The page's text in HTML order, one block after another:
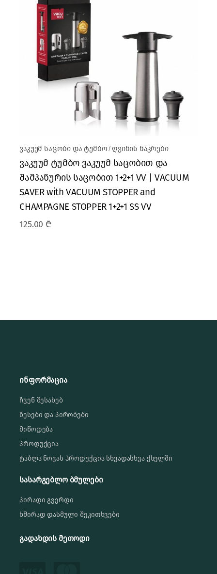
ვაკუუმ საცობი და ტუმბო ღვინის ნაკრები
ვაკუუმ ტუმბო ვაკუუმ საცობით და
შამპანურის საცობით 1+2+1 VV | VACUUM
SAVER with VACUUM STOPPER and
CHAMPAGNE STOPPER 1+2+1 SS VV
125.00 ₾
ინფორმაცია
ჩვენ შესახებ
წესები და პირობები
მიწოდება
პროდუქცია
ტაბლა ნოვას პროდუქცია სხვადასხვა ქსელში
სასარგებლო ბმულები
პირადი გვერდი
ხშირად დასმული შეკითხვები
გადახდის მეთოდი